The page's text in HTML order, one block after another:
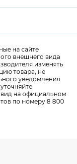
на сайте
внешнего вида
изменять
товара, не
уведомления.
на официальном
по номеру 8 800